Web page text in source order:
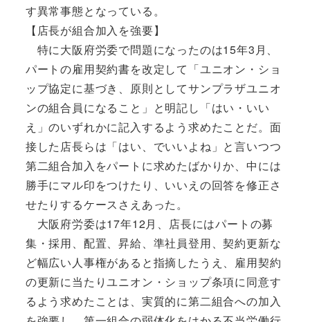
す異常事態となっている。
【店長が組合加入を強要】
特に大阪府労委で問題になったのは15年3月、
パートの雇用契約書を改定して「ユニオン・ショ
ップ協定に基づき、原則としてサンプラザユニオ
ンの組合員になること」と明記し「はい・いい
え」のいずれかに記入するよう求めたことだ。面
接した店長らは「はい、でいいよね」と言いつつ
第二組合加入をパートに求めたばかりか、中には
勝手にマル印をつけたり、いいえの回答を修正さ
せたりするケースさえあった。
大阪府労委は17年12月、店長にはパートの募
集・採用、配置、昇給、準社員登用、契約更新な
ど幅広い人事権があると指摘したうえ、雇用契約
の更新に当たりユニオン・ショップ条項に同意す
るよう求めたことは、実質的に第二組合への加入